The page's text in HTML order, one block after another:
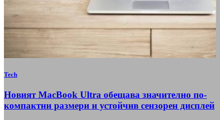
Tech
Новият MacBook Ultra обещава значително по-
компактни размери и устойчив сензорен дисплей